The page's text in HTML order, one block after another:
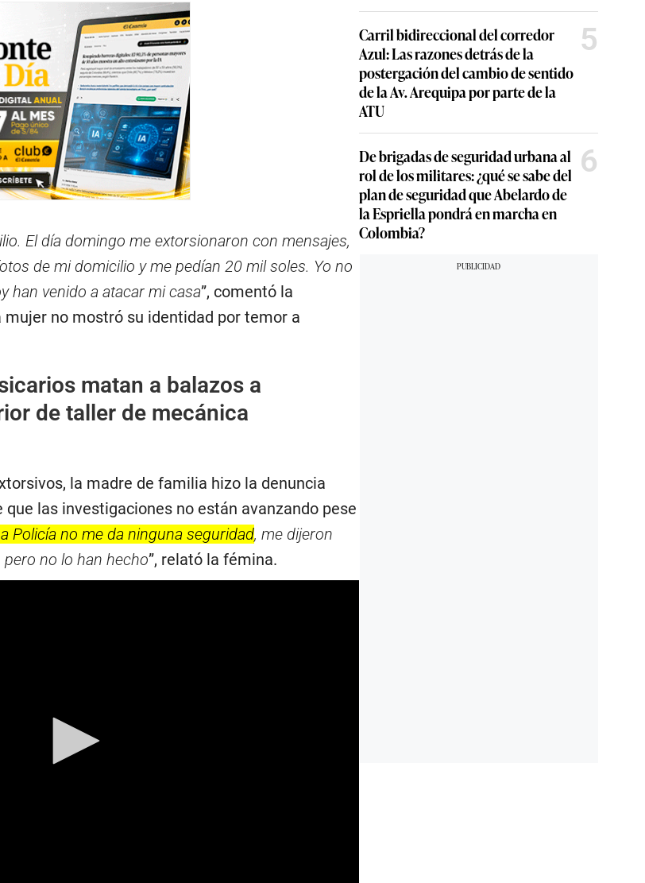
El día domingo me extorsionaron con mensajes,
de mi domicilio y me pedían 20 mil soles. Yo no
han venido a atacar mi casa”, comentó la
no mostró su identidad por temor a
matan a balazos a
de taller de mecánica
la madre de familia hizo la denuncia
las investigaciones no están avanzando pese
Policía no me da ninguna seguridad, me dijeron
no lo han hecho”, relató la fémina.
Carril bidireccional del corredor
Azul: Las razones detrás de la
postergación del cambio de sentido
de la Av. Arequipa por parte de la
ATU
5
De brigadas de seguridad urbana al
rol de los militares: ¿qué se sabe del
plan de seguridad que Abelardo de
la Espriella pondrá en marcha en
Colombia?
6